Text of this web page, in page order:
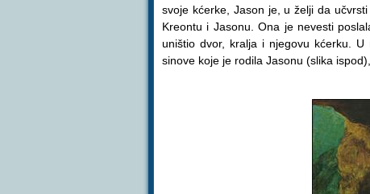
svoje kćerke, Jason je, u želji da
Kreontu i Jasonu. Ona je nevesti
uništio dvor, kralja i njegovu kćerku.
sinove koje je rodila Jasonu (slika